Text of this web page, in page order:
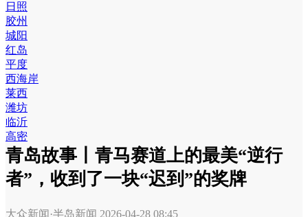
日照
胶州
城阳
红岛
平度
西海岸
莱西
潍坊
临沂
高密
青岛故事丨青马赛道上的最美“逆行
者”，收到了一块“迟到”的奖牌
大众新闻·半岛新闻 2026-04-28 08:45